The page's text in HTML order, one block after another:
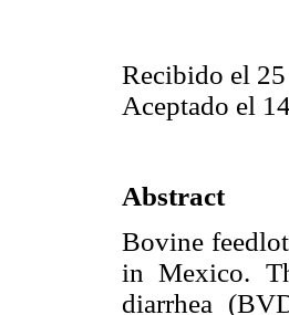
Recibido el
Aceptado el
Abstract
Bovine
in Mexico.
diarrhea